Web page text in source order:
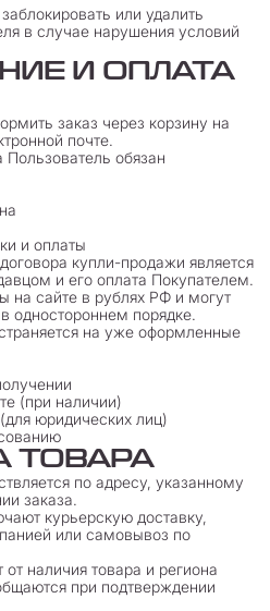
или удалить
в случае нарушения условий
И ОПЛАТА
заказ через корзину на
почте.
обязан
и оплаты
купли-продажи является
и его оплата Покупателем.
на сайте в рублях РФ и могут
одностороннем порядке.
на уже оформленные
(при наличии)
юридических лиц)
ТОВАРА
по адресу, указанному
заказа.
курьерскую доставку,
или самовывоз по
наличия товара и региона
при подтверждении